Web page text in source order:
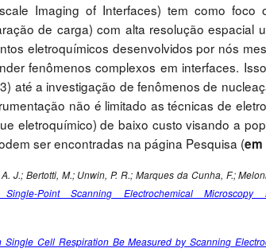
Imaging of Interfaces) tem como
de carga) com alta resolução espacial
eletroquímicos desenvolvidos por nós
fenômenos complexos em interfaces.
até a investigação de fenômenos de
não é limitado as técnicas de
eletroquímico) de baixo custo visando a
ser encontradas na página Pesquisa (
J.; Bertotti, M.; Unwin, P. R.; Marques da Cunha, F.;
Point Scanning Electrochemical Microscopy
Single Cell Respiration Be Measured by Scanning